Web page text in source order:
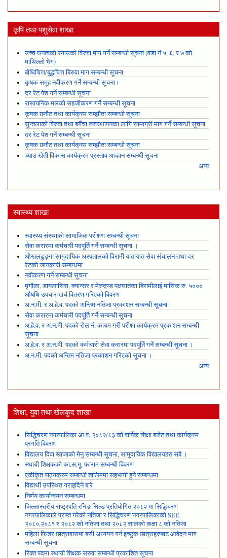
कृषि तथा पशुसेवा शाखा
उच्च घनत्वको स्याउको विरुवा माग गर्ने सम्बन्धी सूचना (वडा नं ५, ६, र ७ को
माथिल्लो भेग)
बोधिचित्त/बुद्धचित्त बिरुवा माग सम्बन्धी सूचना
कृषक समूह नवीकरण गर्ने सम्बन्धी सूचना।
दर रेट पेश गर्ने सम्बन्धी सूचना
रासायनिक मलको सहजीकरण गर्ने सम्बन्धी सूचना
कृषक छनौट तथा कार्यक्रम सम्झौता सम्बन्धी सूचना
सुन्तलाको विरुवा तथा बगैंचा व्यवस्थापनका लागि सामाग्री माग गर्ने सम्बन्धी सूचना
दर रेट पेश गर्ने सम्बन्धी सूचना
कृषक छनौट तथा कार्यक्रम सम्झौता सम्बन्धी सूचना
च्याउ खेती विकास कार्यक्रम प्रस्ताव आव्हान सम्बन्धी सूचना
अन्य
स्वास्थ्य शाखा
स्वास्थ्य संस्थाको सामाजिक परीक्षण सम्बन्धी सूचना
सेवा करारमा कर्मचारी पदपूर्ति गर्ने सम्बन्धी सूचना ।
ओखलढुङ्गा सामुदायिक अस्पतालको विरामी यातायात सेवा संचालन तथा दर
रेटको जानकारी सम्बन्धमा
नवीकरण गर्ने सम्बन्धी सूचना
मृगौला, डायलासिस, क्यान्सर र मेरुदण्ड पक्षघातका बिरामीलाई मासिक रु. ५०००
औषधि उपचार खर्च वितरण गरिएको विवरण
अ.न.मी. र अ.हे.व. पदको अन्तिम नतिजा प्रकाशन सम्बन्धी सूचना
सेवा करारमा कर्मचारी पदपूर्ति गर्ने सम्बन्धी सूचना
अ.हे.व. र अ.न.मी. पदको रोल नं. कायम गरी परीक्षा कार्यक्रम प्रकाशन सम्बन्धी
सूचना
अ.हे.व. र अ.न.मी. पदको कर्मचारी सेवा करारमा पदपूर्ति गर्ने सम्बन्धी सूचना ।
अ.न.मी. पदको अन्तिम नतिजा प्रकाशन गरिएको सूचना ।
अन्य
शिक्षा, युवा तथा खेलकुद शाखा
सिद्धिचरण नगरपालिका आ.व. २०८२/८३ को वार्षिक शिक्षा बजेट तथा कार्यक्रम
प्रगति विवरण
विद्यालय दिवा खाजाको मेनु सम्बन्धी सूचना, सामुदायिक विद्यालयहरु सबै ।
स्थायी शिक्षकको का.स.मू. फाराम सम्बन्धी विवरण
एकीकृत पाठ्यक्रम सम्बन्धी तालिममा सहभागी हुने सम्बन्धमा
विद्यार्थी उपस्थित गराइदिने बारे
निर्णय कार्यान्वयन सम्बन्धमा
जिल्लास्तरीय राष्ट्रपति रनिङ सिल्ड प्रतियोगित २०८२ मा सिद्धिचरण
नगरपालिकाले प्राप्त गरेकाे नतिजा र सिद्धिचरण नगरपालिकाको SEE
२०८०,२०८१ र २०८२ को नतिजा तथा २०८२ सालको कक्षा ८ को नतिजा
महिला फिडर छात्रावासमा बसी अध्ययन गर्न इच्छुक छात्राहरुबाट आवेदन माग
सम्बन्धी सूचना
रिक्त पदमा स्थायी शिक्षक सरुवा सम्बन्धी प्रकाशित सूचना